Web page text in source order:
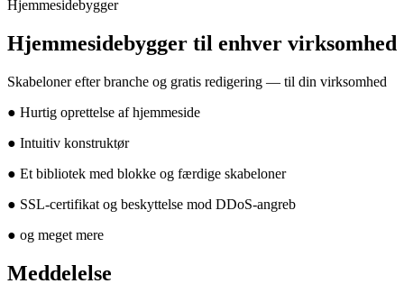
Hjemmesidebygger
Hjemmesidebygger til enhver virksomhed
Skabeloner efter branche og gratis redigering — til din virksomhed
● Hurtig oprettelse af hjemmeside
● Intuitiv konstruktør
● Et bibliotek med blokke og færdige skabeloner
● SSL-certifikat og beskyttelse mod DDoS-angreb
● og meget mere
Meddelelse